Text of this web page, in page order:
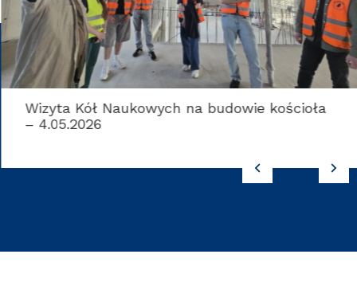
Wizyta Kół Naukowych na budowie kościoła